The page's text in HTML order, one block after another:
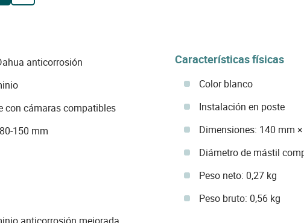
anticorrosión
con cámaras compatibles
150 mm
anticorrosión mejorada
Características físicas
Color blanco
Instalación en poste
Dimensiones: 140 mm
Diámetro de mástil
Peso neto: 0,27 kg
Peso bruto: 0,56 kg